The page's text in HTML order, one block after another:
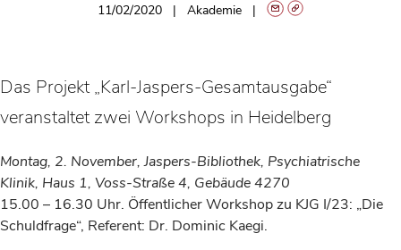
11/02/2020 Akademie
Das Projekt „Karl-Jaspers-Gesamtausgabe“
veranstaltet zwei Workshops in Heidelberg
Montag, 2. November, Jaspers-Bibliothek, Psychiatrische
Klinik, Haus 1, Voss-Straße 4, Gebäude 4270
15.00 – 16.30 Uhr. Öffentlicher Workshop zu KJG I/23: „Die
Schuldfrage“, Referent: Dr. Dominic Kaegi.